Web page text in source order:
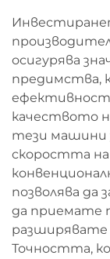
осигурява
предимства,
качеството
тези машини
скоростта на
позволява да
да приемате
разширявате
Точността,